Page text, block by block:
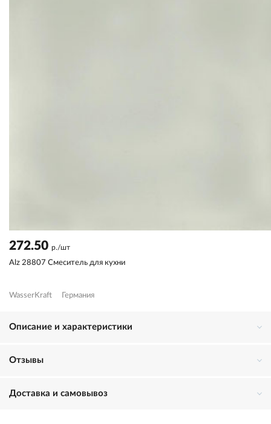
272.50 р./шт
Alz 28807 Смеситель для кухни
WasserKraft Германия
Описание и характеристики
Отзывы
Доставка и самовывоз